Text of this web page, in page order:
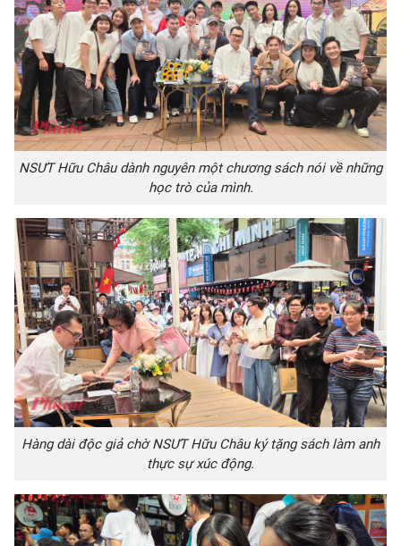
NSƯT Hữu Châu dành nguyên một chương sách nói về những
học trò của mình.
Hàng dài độc giả chờ NSƯT Hữu Châu ký tặng sách làm anh
thực sự xúc động.